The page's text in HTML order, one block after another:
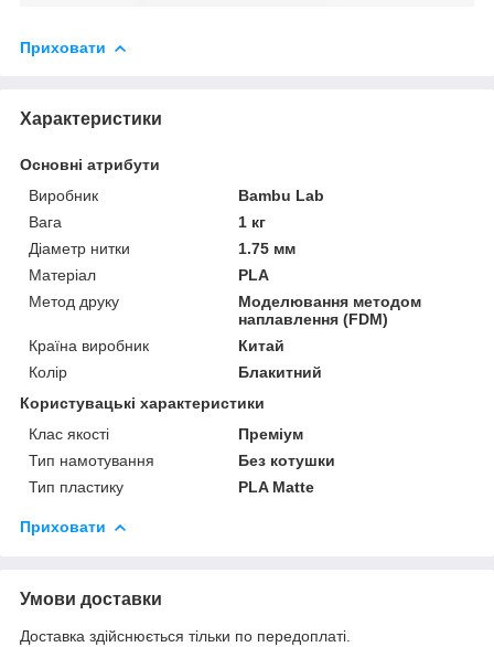
Приховати
Характеристики
Основні атрибути
Виробник
Bambu Lab
Вага
1 кг
Діаметр нитки
1.75 мм
Матеріал
PLA
Метод друку
Моделювання методом
наплавлення (FDM)
Країна виробник
Китай
Колір
Блакитний
Користувацькі характеристики
Клас якості
Преміум
Тип намотування
Без котушки
Тип пластику
PLA Matte
Приховати
Умови доставки
Доставка здійснюється тільки по передоплаті.